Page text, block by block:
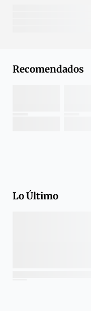
Recomendados
Lo Último